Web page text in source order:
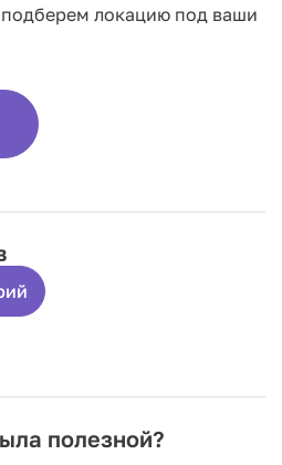
локацию под ваши
полезной?